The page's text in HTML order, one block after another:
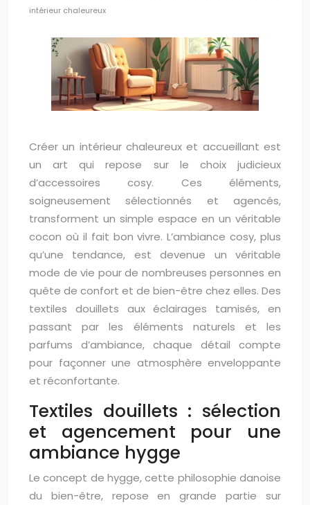
intérieur chaleureux
Créer un intérieur chaleureux et accueillant est
un art qui repose sur le choix judicieux
d’accessoires cosy. Ces éléments,
soigneusement sélectionnés et agencés,
transforment un simple espace en un véritable
cocon où il fait bon vivre. L’ambiance cosy, plus
qu’une tendance, est devenue un véritable
mode de vie pour de nombreuses personnes en
quête de confort et de bien-être chez elles. Des
textiles douillets aux éclairages tamisés, en
passant par les éléments naturels et les
parfums d’ambiance, chaque détail compte
pour façonner une atmosphère enveloppante
et réconfortante.
Textiles douillets : sélection
et agencement pour une
ambiance hygge
Le concept de hygge, cette philosophie danoise
du bien-être, repose en grande partie sur